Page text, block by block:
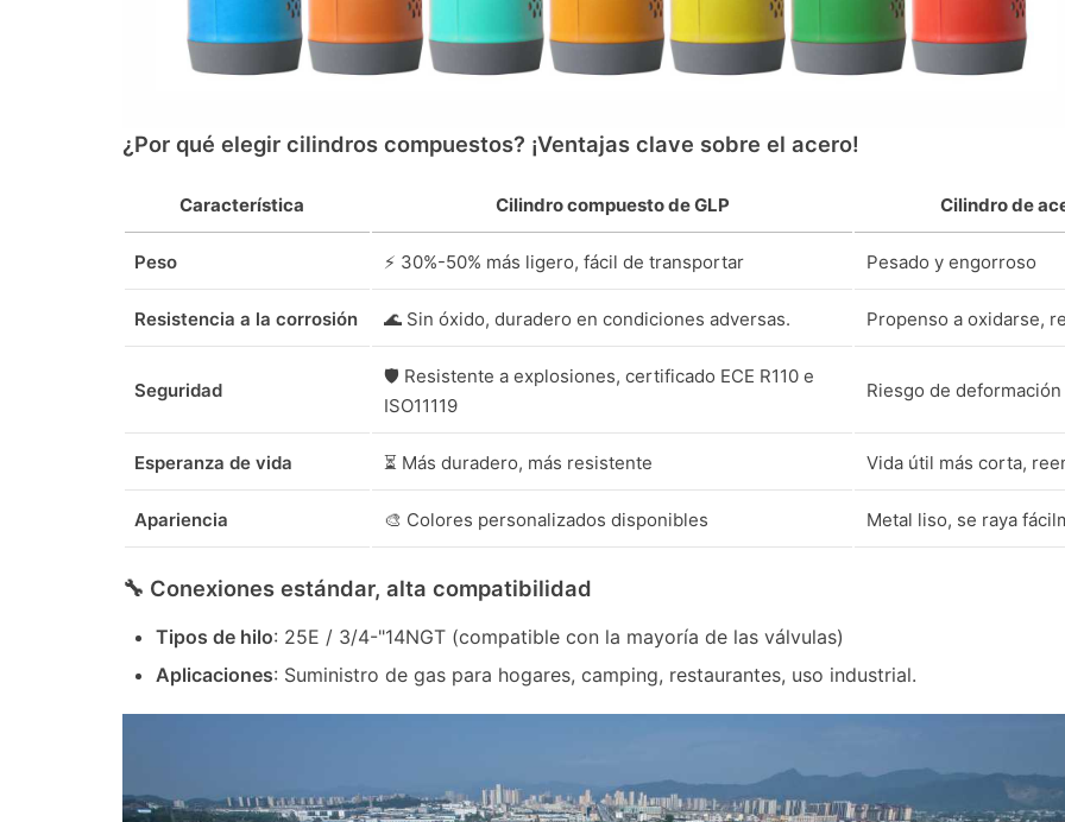
¿Por qué elegir cilindros compuestos? ¡Ventajas clave sobre el acero!
Característica Cilindro compuesto de GLP Cilindro de
Peso ⚡ 30%-50% más ligero, fácil de transportar Pesado y engorroso
Resistencia a la corrosión 🌊 Sin óxido, duradero en condiciones adversas. Propenso a oxidarse,
Seguridad
🛡️ Resistente a explosiones, certificado ECE R110 e
ISO11119
Riesgo de deformación
Esperanza de vida ⏳ Más duradero, más resistente Vida útil más corta,
Apariencia 🎨 Colores personalizados disponibles Metal liso, se raya
🔧 Conexiones estándar, alta compatibilidad
Tipos de hilo: 25E / 3/4-"14NGT (compatible con la mayoría de las válvulas)
Aplicaciones: Suministro de gas para hogares, camping, restaurantes, uso industrial.